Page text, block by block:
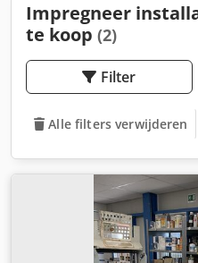
Impregneer
te koop (2)
Filter
Alle filters verwijderen